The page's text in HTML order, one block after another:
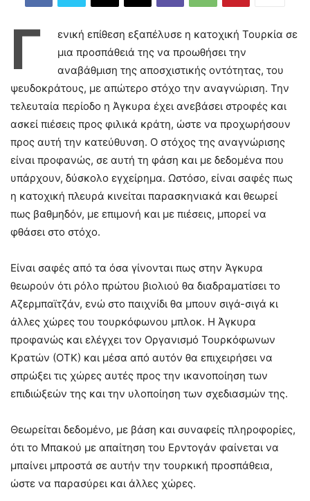
Γ
ενική επίθεση εξαπέλυσε η κατοχική Τουρκία σε
μια προσπάθειά της να προωθήσει την
αναβάθμιση της αποσχιστικής οντότητας, του
ψευδοκράτους, με απώτερο στόχο την αναγνώριση. Την
τελευταία περίοδο η Άγκυρα έχει ανεβάσει στροφές και
ασκεί πιέσεις προς φιλικά κράτη, ώστε να προχωρήσουν
προς αυτή την κατεύθυνση. Ο στόχος της αναγνώρισης
είναι προφανώς, σε αυτή τη φάση και με δεδομένα που
υπάρχουν, δύσκολο εγχείρημα. Ωστόσο, είναι σαφές πως
η κατοχική πλευρά κινείται παρασκηνιακά και θεωρεί
πως βαθμηδόν, με επιμονή και με πιέσεις, μπορεί να
φθάσει στο στόχο.
Είναι σαφές από τα όσα γίνονται πως στην Άγκυρα
θεωρούν ότι ρόλο πρώτου βιολιού θα διαδραματίσει το
Αζερμπαϊτζάν, ενώ στο παιχνίδι θα μπουν σιγά-σιγά κι
άλλες χώρες του τουρκόφωνου μπλοκ. Η Άγκυρα
προφανώς και ελέγχει τον Οργανισμό Τουρκόφωνων
Κρατών (ΟΤΚ) και μέσα από αυτόν θα επιχειρήσει να
σπρώξει τις χώρες αυτές προς την ικανοποίηση των
επιδιώξεών της και την υλοποίηση των σχεδιασμών της.
Θεωρείται δεδομένο, με βάση και συναφείς πληροφορίες,
ότι το Μπακού με απαίτηση του Ερντογάν φαίνεται να
μπαίνει μπροστά σε αυτήν την τουρκική προσπάθεια,
ώστε να παρασύρει και άλλες χώρες.